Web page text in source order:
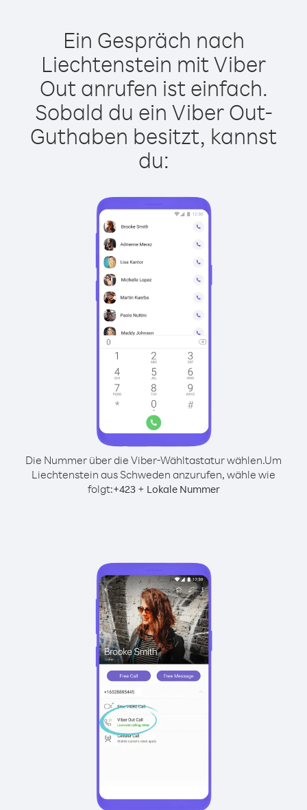
Ein Gespräch nach
Liechtenstein mit Viber
Out anrufen ist einfach.
Sobald du ein Viber Out-
Guthaben besitzt, kannst
du:
Die Nummer über die Viber-Wähltastatur wählen.Um
Liechtenstein aus Schweden anzurufen, wähle wie
folgt:+423+ Lokale Nummer